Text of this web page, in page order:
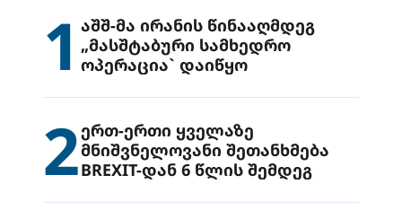
1 აშშ-მა ირანის წინააღმდეგ
„მასშტაბური სამხედრო
ოპერაცია` დაიწყო
2ერთ-ერთი ყველაზე
მნიშვნელოვანი შეთანხმება
BREXIT-დან 6 წლის შემდეგ